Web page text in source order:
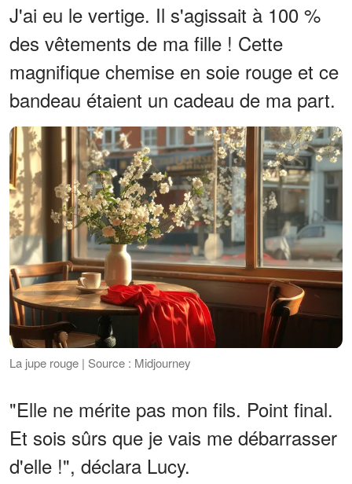
J'ai eu le vertige. Il s'agissait à 100 %
des vêtements de ma fille ! Cette
magnifique chemise en soie rouge et ce
bandeau étaient un cadeau de ma part.
La jupe rouge | Source : Midjourney
"Elle ne mérite pas mon fils. Point final.
Et sois sûrs que je vais me débarrasser
d'elle !", déclara Lucy.